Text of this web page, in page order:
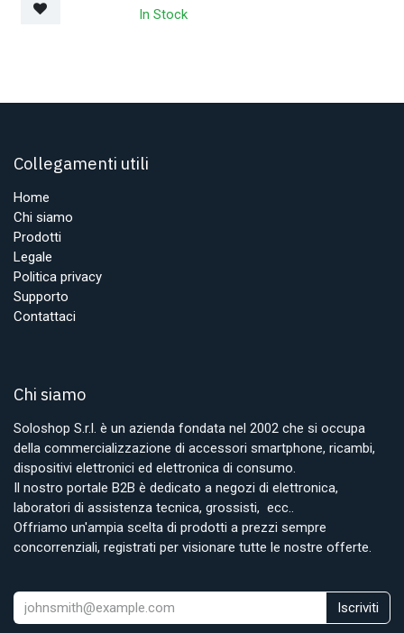
In Stock
Collegamenti utili
Home
Chi siamo
Prodotti
Legale
Politica privacy
Supporto
Contattaci
Chi siamo
Soloshop S.r.l. è un azienda fondata nel 2002 che si occupa
della commercializzazione di accessori smartphone, ricambi,
dispositivi elettronici ed elettronica di consumo.
Il nostro portale B2B è dedicato a negozi di elettronica,
laboratori di assistenza tecnica, grossisti, ecc..
Offriamo un'ampia scelta di prodotti a prezzi sempre
concorrenziali, registrati per visionare tutte le nostre offerte.
Iscriviti